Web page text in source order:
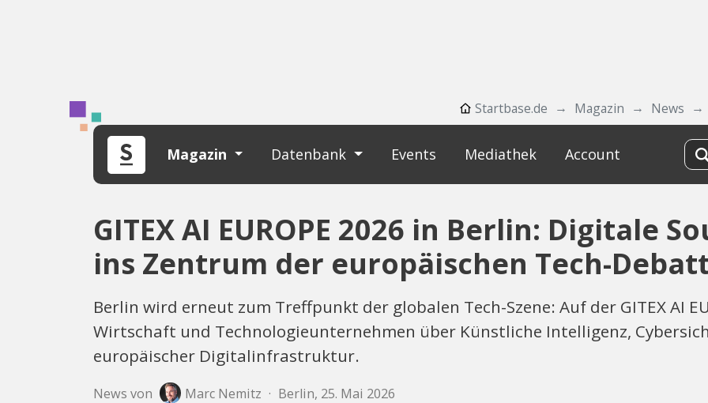
Startbase.de Magazin News
Magazin Datenbank Events Mediathek Account
GITEX AI EUROPE 2026 in Berlin: Digitale
ins Zentrum der europäischen Tech-
Berlin wird erneut zum Treffpunkt der globalen Tech-Szene: Auf der GITEX AI
Wirtschaft und Technologieunternehmen über Künstliche Intelligenz,
europäischer Digitalinfrastruktur.
News von Marc Nemitz · Berlin, 25. Mai 2026